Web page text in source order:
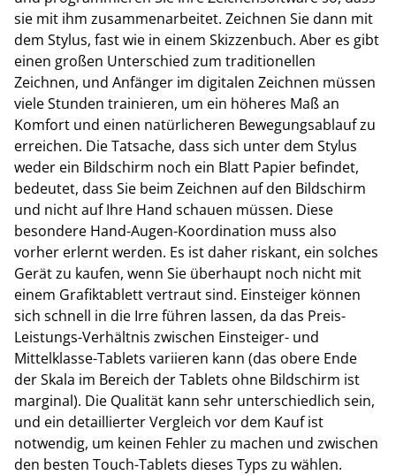
sie mit ihm zusammenarbeitet. Zeichnen Sie dann mit
dem Stylus, fast wie in einem Skizzenbuch. Aber es gibt
einen großen Unterschied zum traditionellen
Zeichnen, und Anfänger im digitalen Zeichnen müssen
viele Stunden trainieren, um ein höheres Maß an
Komfort und einen natürlicheren Bewegungsablauf zu
erreichen. Die Tatsache, dass sich unter dem Stylus
weder ein Bildschirm noch ein Blatt Papier befindet,
bedeutet, dass Sie beim Zeichnen auf den Bildschirm
und nicht auf Ihre Hand schauen müssen. Diese
besondere Hand-Augen-Koordination muss also
vorher erlernt werden. Es ist daher riskant, ein solches
Gerät zu kaufen, wenn Sie überhaupt noch nicht mit
einem Grafiktablett vertraut sind. Einsteiger können
sich schnell in die Irre führen lassen, da das Preis-
Leistungs-Verhältnis zwischen Einsteiger- und
Mittelklasse-Tablets variieren kann (das obere Ende
der Skala im Bereich der Tablets ohne Bildschirm ist
marginal). Die Qualität kann sehr unterschiedlich sein,
und ein detaillierter Vergleich vor dem Kauf ist
notwendig, um keinen Fehler zu machen und zwischen
den besten Touch-Tablets dieses Typs zu wählen.